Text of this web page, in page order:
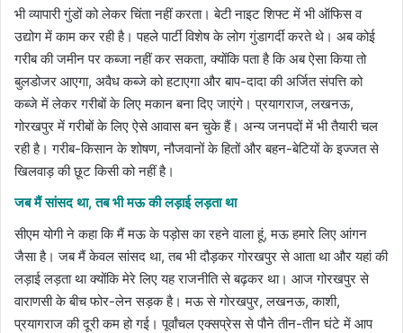
भी व्यापारी गुंडों को लेकर चिंता नहीं करता। बेटी नाइट शिफ्ट में भी ऑफिस व
उद्योग में काम कर रही है। पहले पार्टी विशेष के लोग गुंडागर्दी करते थे। अब कोई
गरीब की जमीन पर कब्जा नहीं कर सकता, क्योंकि पता है कि अब ऐसा किया तो
बुलडोजर आएगा, अवैध कब्जे को हटाएगा और बाप-दादा की अर्जित संपत्ति को
कब्जे में लेकर गरीबों के लिए मकान बना दिए जाएंगे। प्रयागराज, लखनऊ,
गोरखपुर में गरीबों के लिए ऐसे आवास बन चुके हैं। अन्य जनपदों में भी तैयारी चल
रही है। गरीब-किसान के शोषण, नौजवानों के हितों और बहन-बेटियों के इज्जत से
खिलवाड़ की छूट किसी को नहीं है।
जब मैं सांसद था, तब भी मऊ की लड़ाई लड़ता था
सीएम योगी ने कहा कि मैं मऊ के पड़ोस का रहने वाला हूं, मऊ हमारे लिए आंगन
जैसा है। जब मैं केवल सांसद था, तब भी दौड़कर गोरखपुर से आता था और यहां की
लड़ाई लड़ता था क्योंकि मेरे लिए यह राजनीति से बढ़कर था। आज गोरखपुर से
वाराणसी के बीच फोर-लेन सड़क है। मऊ से गोरखपुर, लखनऊ, काशी,
प्रयागराज की दूरी कम हो गई। पूर्वांचल एक्सप्रेस से पौने तीन-तीन घंटे में आप